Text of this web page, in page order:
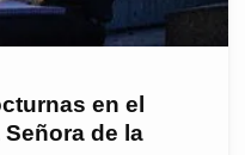
en el
de la